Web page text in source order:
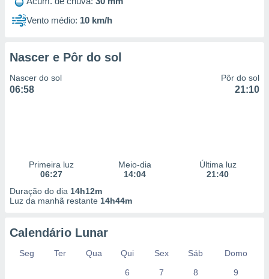
Vento médio: 10 km/h
Nascer e Pôr do sol
Nascer do sol
06:58
Pôr do sol
21:10
Primeira luz
06:27
Meio-dia
14:04
Última luz
21:40
Duração do dia 14h12m
Luz da manhã restante 14h44m
Calendário Lunar
Seg Ter Qua Qui Sex Sáb
Domo
6
7 8 9